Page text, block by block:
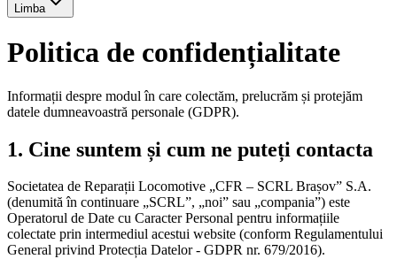
Limba
Politica de confidențialitate
Informații despre modul în care colectăm, prelucrăm și protejăm
datele dumneavoastră personale (GDPR).
1. Cine suntem și cum ne puteți contacta
Societatea de Reparații Locomotive „CFR – SCRL Brașov” S.A.
(denumită în continuare „SCRL”, „noi” sau „compania”) este
Operatorul de Date cu Caracter Personal pentru informațiile
colectate prin intermediul acestui website (conform Regulamentului
General privind Protecția Datelor - GDPR nr. 679/2016).